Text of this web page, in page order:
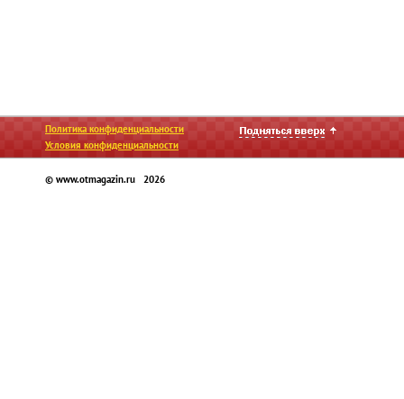
Политика конфиденциальности
Условия конфиденциальности
© www.otmagazin.ru 2026